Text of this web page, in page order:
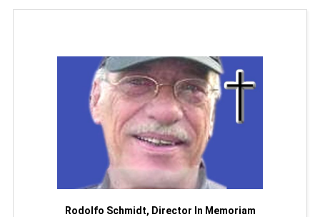
Rodolfo Schmidt, Director In Memoriam